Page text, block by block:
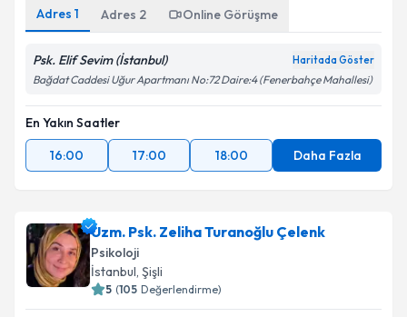
Adres 1 Adres 2 Online Görüşme
Psk. Elif Sevim (İstanbul) Haritada Göster
Bağdat Caddesi Uğur Apartmanı No:72 Daire:4 (Fenerbahçe Mahallesi)
En Yakın Saatler
16:00
17:00 18:00 Daha Fazla
Uzm. Psk. Zeliha Turanoğlu Çelenk
Psikoloji
İstanbul, Şişli
5 (105 Değerlendirme)